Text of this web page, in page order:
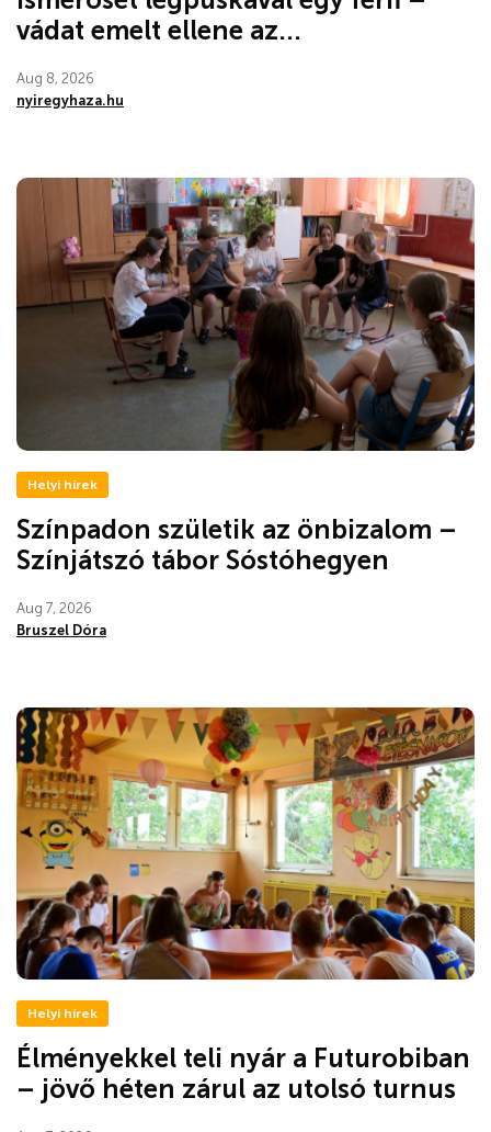
vádat emelt ellene az...
Aug 8, 2026
nyiregyhaza.hu
Helyi hírek
Színpadon születik az önbizalom –
Színjátszó tábor Sóstóhegyen
Aug 7, 2026
Bruszel Dóra
Helyi hírek
Élményekkel teli nyár a Futurobiban
– jövő héten zárul az utolsó turnus